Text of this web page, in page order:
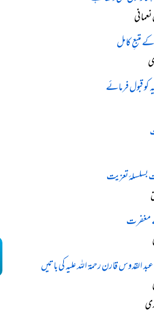
متبعِ کامل
کو قبول فرمائے
بسلسلۂ تعزیت
مغفرت
القدوس قارن رحمۃ اللہ علیہ کی باتیں